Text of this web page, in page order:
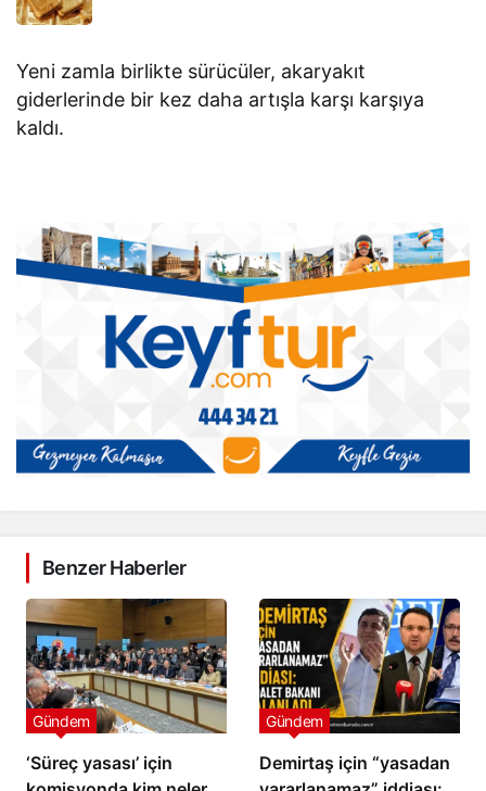
Yeni zamla birlikte sürücüler, akaryakıt
giderlerinde bir kez daha artışla karşı karşıya
kaldı.
Benzer Haberler
‘Süreç yasası’ için
Gündem
Demirtaş için “yasadan
Gündem